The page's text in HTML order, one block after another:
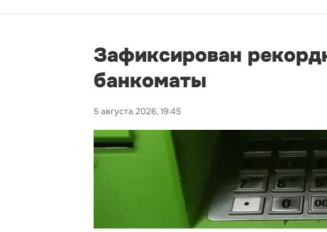
Зафиксирован
банкоматы
5 августа 2026, 19:45